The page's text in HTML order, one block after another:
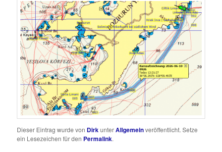
Dieser Eintrag wurde von DirkunterAllgemeinveröffentlicht. Setze
ein Lesezeichen für den Permalink.